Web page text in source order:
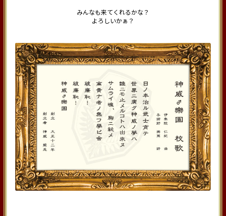
みんなも来てくれるかな？
よろしいかぁ？